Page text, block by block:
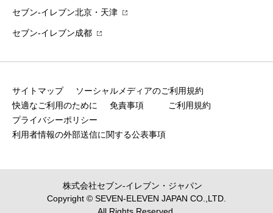
セブン‐イレブン北京・天津
セブン‐イレブン成都
サイトマップ
ソーシャルメディアのご利用規約
快適なご利用のために
免責事項
ご利用規約
プライバシーポリシー
利用者情報の外部送信に関する公表事項
株式会社セブン‐イレブン・ジャパン
Copyright © SEVEN-ELEVEN JAPAN CO.,LTD.